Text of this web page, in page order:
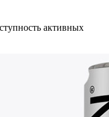
активных